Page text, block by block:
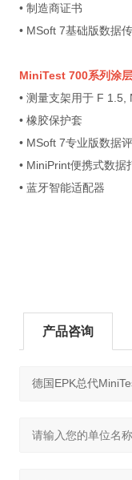
• 制造商证书
• MSoft 7基础版数据
MiniTest 700系列涂
• 测量支架用于 F
• 橡胶保护套
• MSoft 7专业版数据
• MiniPrint便携式数据
• 蓝牙智能适配器
产品咨询